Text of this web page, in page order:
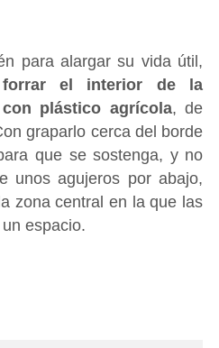
para alargar su vida útil,
forrar el interior de la
plástico agrícola, de
graparlo cerca del borde
que se sostenga, y no
unos agujeros por abajo,
zona central en la que las
espacio.